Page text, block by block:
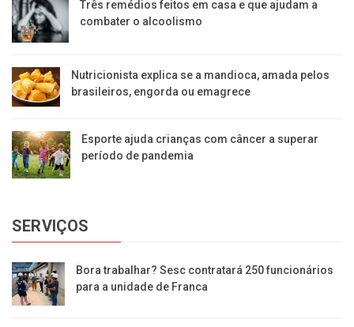
Três remédios feitos em casa e que ajudam a
combater o alcoolismo
Nutricionista explica se a mandioca, amada pelos
brasileiros, engorda ou emagrece
Esporte ajuda crianças com câncer a superar
período de pandemia
SERVIÇOS
Bora trabalhar? Sesc contratará 250 funcionários
para a unidade de Franca